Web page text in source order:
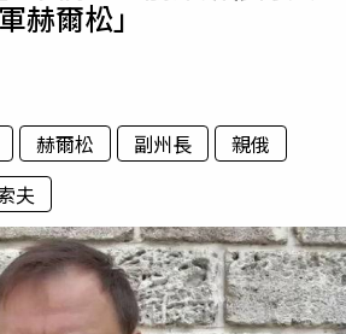
赫爾松」
赫爾松 副州長
親俄
夫